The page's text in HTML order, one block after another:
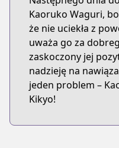
Kaoruko Waguri,
że nie uciekła z
uważa go za
zaskoczony jej
nadzieję na
jeden problem –
Kikyo!